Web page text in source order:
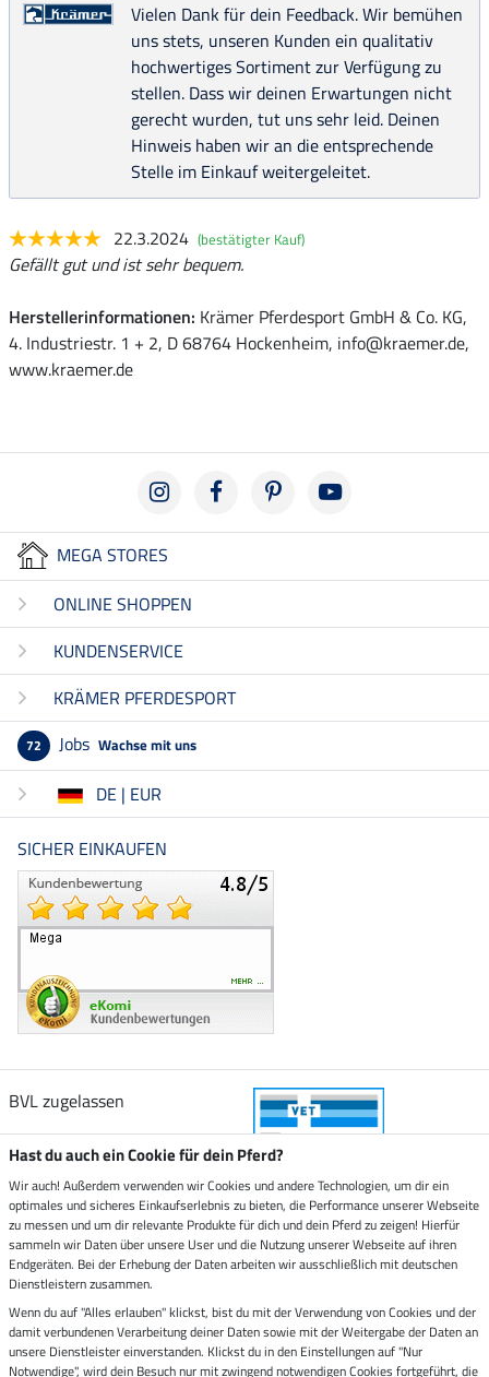
Vielen Dank für dein Feedback. Wir bemühen
uns stets, unseren Kunden ein qualitativ
hochwertiges Sortiment zur Verfügung zu
stellen. Dass wir deinen Erwartungen nicht
gerecht wurden, tut uns sehr leid. Deinen
Hinweis haben wir an die entsprechende
Stelle im Einkauf weitergeleitet.
22.3.2024 (bestätigter Kauf)
Gefällt gut und ist sehr bequem.
Herstellerinformationen: Krämer Pferdesport GmbH & Co. KG,
4. Industriestr. 1 + 2, D 68764 Hockenheim, info@kraemer.de,
www.kraemer.de
MEGA STORES
ONLINE SHOPPEN
KUNDENSERVICE
KRÄMER PFERDESPORT
72 Jobs Wachse mit uns
DE | EUR
SICHER EINKAUFEN
BVL zugelassen
Zustellung durch
Sicher bezahlen mit
Rechnung Vorkasse
Hast du auch ein Cookie für dein Pferd?
Wir auch! Außerdem verwenden wir Cookies und andere Technologien, um dir ein
optimales und sicheres Einkaufserlebnis zu bieten, die Performance unserer Webseite
zu messen und um dir relevante Produkte für dich und dein Pferd zu zeigen! Hierfür
sammeln wir Daten über unsere User und die Nutzung unserer Webseite auf ihren
Endgeräten. Bei der Erhebung der Daten arbeiten wir ausschließlich mit deutschen
Dienstleistern zusammen.
Wenn du auf "Alles erlauben" klickst, bist du mit der Verwendung von Cookies und der
damit verbundenen Verarbeitung deiner Daten sowie mit der Weitergabe der Daten an
unsere Dienstleister einverstanden. Klickst du in den Einstellungen auf "Nur
Notwendige", wird dein Besuch nur mit zwingend notwendigen Cookies fortgeführt, die